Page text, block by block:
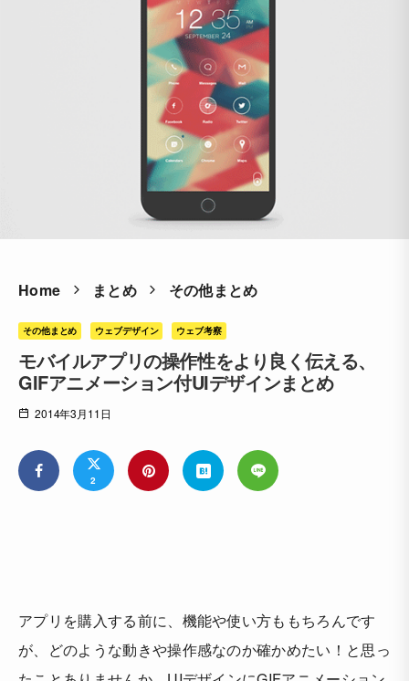
Home まとめ その他まとめ
その他まとめ ウェブデザイン ウェブ考察
モバイルアプリの操作性をより良く伝える、
GIFアニメーション付UIデザインまとめ
2014年3月11日
2
アプリを購入する前に、機能や使い方ももちろんです
が、
どのような動きや操作感なのか確かめたい！ と思っ